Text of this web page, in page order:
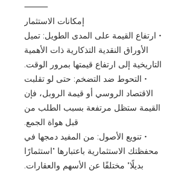
⸻
إمكانات الاستثمار
• ارتفاع القيمة على المدى الطويل: تميل
الأوراق النقدية التذكارية ذات الأهمية
التاريخية إلى ارتفاع قيمتها بمرور الوقت.
• التحوط ضد التضخم: حتى لو تقلبت
الاقتصاد الروسي أو قيمة الروبل، فإن
القيمة ستظل مرتفعة بسبب الطلب من
قبل هواة الجمع.
• تنويع الأصول: من المفيد دمجها في
محفظتك الاستثمارية باعتبارها "استثمارًا
بديلًا" مختلفًا عن الأسهم والعقارات.